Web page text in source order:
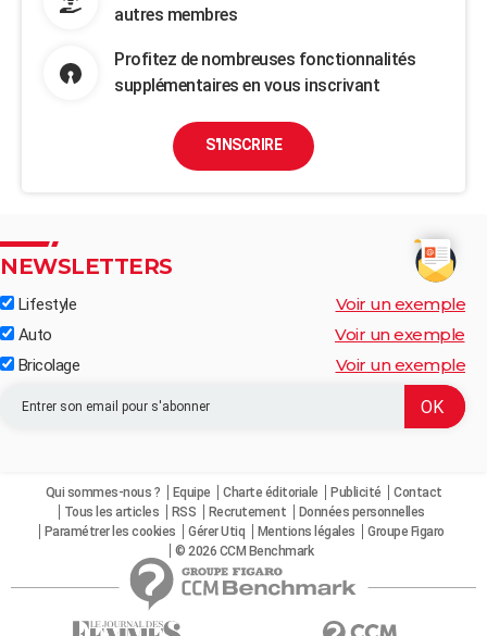
autres membres
Profitez de nombreuses fonctionnalités
supplémentaires en vous inscrivant
S'INSCRIRE
NEWSLETTERS
Lifestyle Voir un exemple
Auto Voir un exemple
Bricolage Voir un exemple
Qui sommes-nous ? Equipe Charte éditoriale Publicité
Contact
Tous les articles
RSS Recrutement
Données personnelles
Paramétrer les cookies
Gérer Utiq Mentions légales
Groupe Figaro
© 2026 CCM Benchmark